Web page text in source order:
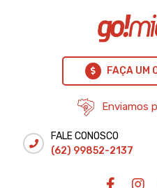
FAÇA UM
Enviamos
FALE CONOSCO
(62) 99852-2137